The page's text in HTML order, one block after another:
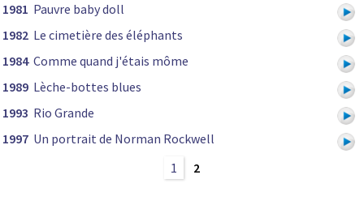
1981 Pauvre baby doll
1982 Le cimetière des éléphants
1984 Comme quand j'étais môme
1989 Lèche-bottes blues
1993 Rio Grande
1997 Un portrait de Norman Rockwell
1
2